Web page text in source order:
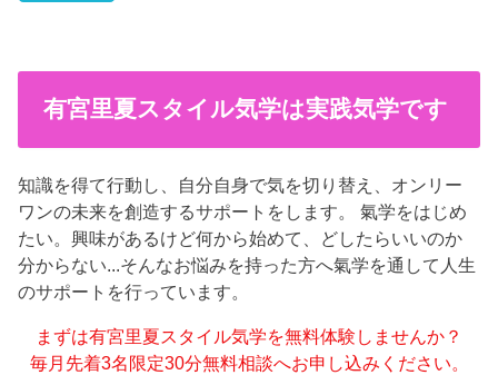
有宮里夏スタイル気学は実践気学です
知識を得て行動し、自分自身で気を切り替え、オンリー
ワンの未来を創造するサポートをします。 氣学をはじめ
たい。興味があるけど何から始めて、どしたらいいのか
分からない...そんなお悩みを持った方へ氣学を通して人生
のサポートを行っています。
まずは有宮里夏スタイル気学を無料体験しませんか？
毎月先着3名限定30分無料相談へお申し込みください。